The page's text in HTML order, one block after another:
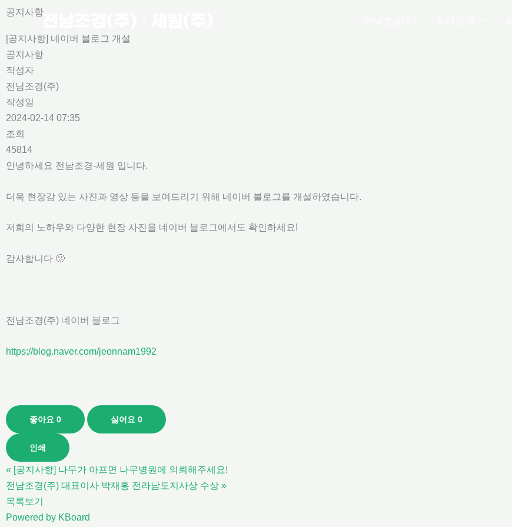
콘
로
건
너
뛰
기
공지사항
[공지사항] 네이버 블로그 개설
공지사항
작성자
전남조경(주)
작성일
2024-02-14 07:35
조회
45814
안녕하세요 전남조경-세원 입니다.
더욱 현장감 있는 사진과 영상 등을 보여드리기 위해 네이버 블로그를 개설하였습니다.
저희의 노하우와 다양한 현장 사진을 네이버 블로그에서도 확인하세요!
감사합니다 🙂
전남조경(주) 네이버 블로그
https://blog.naver.com/jeonnam1992
좋아요 0 싫어요 0
인쇄
« [공지사항] 나무가 아프면 나무병원에 의뢰해주세요!
전남조경(주) 대표이사 박재홍 전라남도지사상 수상 »
목록보기
Powered by KBoard